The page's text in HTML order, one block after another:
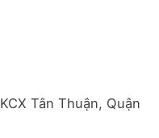
Tân Thuận, Quận